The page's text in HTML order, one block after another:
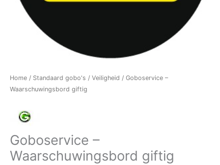
Home / Standaard gobo's / Veiligheid / Goboservice –
Waarschuwingsbord giftig
Goboservice –
Waarschuwingsbord giftig